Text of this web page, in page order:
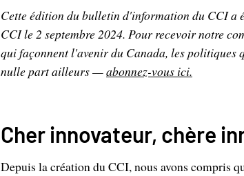
Cette édition du bulletin d'information du CCI a
CCI le 2 septembre 2024. Pour recevoir notre
qui façonnent l'avenir du Canada, les politiques
nulle part ailleurs —abonnez-vous ici.
Cher innovateur, chère
Depuis la création du CCI, nous avons compris